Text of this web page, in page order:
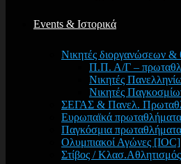
Events & Ιστορικά
Νικητές διοργανώσεων
Π.Π. Α/Γ –
Νικητές
Νικητές
ΣΕΓΑΣ & Πανελ.
Ευρωπαϊκά
Παγκόσμια
Ολυμπιακοί Αγώνες [IOC]
Στίβος / Κλασ.Αθλητισμός